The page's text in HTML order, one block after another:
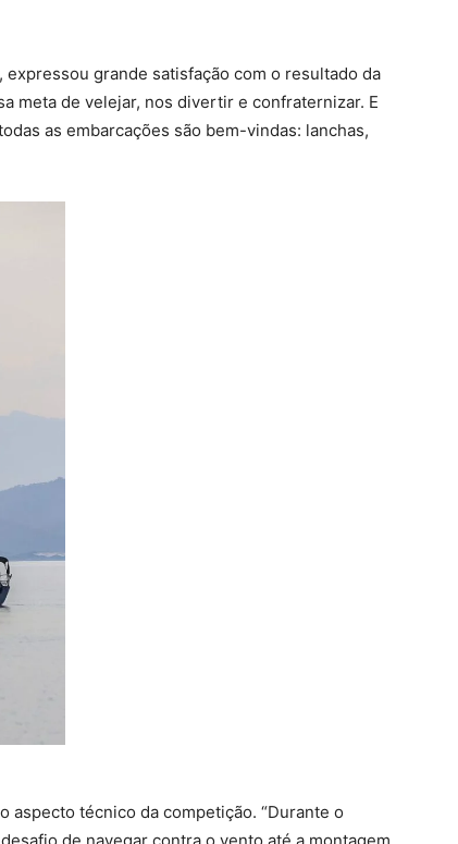
grande satisfação com o resultado da
meta de velejar, nos divertir e confraternizar. E
as embarcações são bem-vindas: lanchas,
aspecto técnico da competição. “Durante o
de navegar contra o vento até a montagem